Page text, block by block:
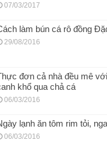
07/03/2017
làm bún cá rô đồng
29/08/2016
đơn cả nhà đều mê
khổ qua chả cá
06/03/2016
lạnh ăn tôm rim tỏi,
06/03/2016